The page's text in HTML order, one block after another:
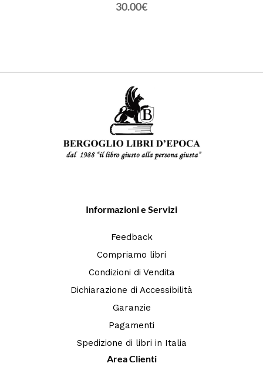
30.00€
Informazioni e Servizi
Feedback
Compriamo libri
Condizioni di Vendita
Dichiarazione di Accessibilità
Garanzie
Pagamenti
Spedizione di libri in Italia
Area Clienti